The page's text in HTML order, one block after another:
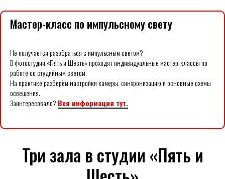
Мастер-класс по импульсному свету
Не получается разобраться с импульсным светом?
В фотостудии «Пять и Шесть» проходят индивидуальные мастер-классы по
работе со студийным светом.
На практике разберём настройки камеры, синхронизацию и основные схемы
освещения.
Заинтересовало? Вся информация тут.
Три зала в студии «Пять и